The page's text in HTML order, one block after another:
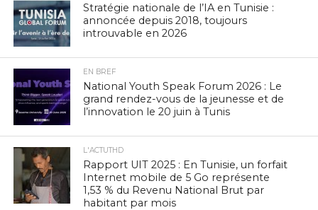
Stratégie nationale de l’IA en Tunisie :
annoncée depuis 2018, toujours
introuvable en 2026
EN BREF
National Youth Speak Forum 2026 : Le
grand rendez-vous de la jeunesse et de
l’innovation le 20 juin à Tunis
L'ACTUTHD
Rapport UIT 2025 : En Tunisie, un forfait
Internet mobile de 5 Go représente
1,53 % du Revenu National Brut par
habitant par mois